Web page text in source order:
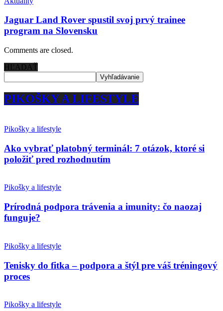
Jaguar Land Rover spustil svoj prvý trainee
program na Slovensku
Comments are closed.
HĽADAŤ
PIKOŠKY A LIFESTYLE
Pikošky a lifestyle
Ako vybrať platobný terminál: 7 otázok, ktoré si
položiť pred rozhodnutím
Pikošky a lifestyle
Prírodná podpora trávenia a imunity: čo naozaj
funguje?
Pikošky a lifestyle
Tenisky do fitka – podpora a štýl pre váš tréningový
proces
Pikošky a lifestyle